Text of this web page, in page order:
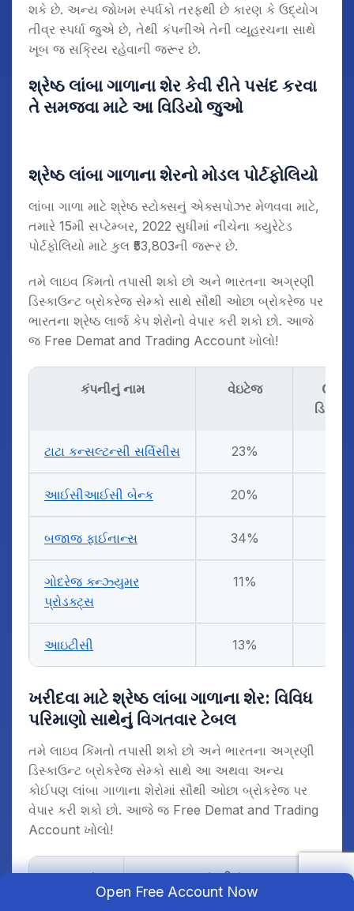
શકે છે. અન્ય જોખમ સ્પર્ધકો તરફથી છે કારણ કે ઉદ્યોગ
તીવ્ર સ્પર્ધા જુએ છે, તેથી કંપનીએ તેની વ્યૂહરચના સાથે
ખૂબ જ સક્રિય રહેવાની જરૂર છે.
શ્રેષ્ઠ લાંબા ગાળાના શેર કેવી રીતે પસંદ કરવા
તે સમજવા માટે આ વિડિયો જુઓ
શ્રેષ્ઠ લાંબા ગાળાના શેરનો મોડલ પોર્ટફોલિયો
લાંબા ગાળા માટે શ્રેષ્ઠ સ્ટોક્સનું એક્સપોઝર મેળવવા માટે,
તમારે 15મી સપ્ટેમ્બર, 2022 સુધીમાં નીચેના ક્યુરેટેડ
પોર્ટફોલિયો માટે કુલ ₹53,803ની જરૂર છે.
તમે લાઇવ કિંમતો તપાસી શકો છો અને ભારતના અગ્રણી
ડિસ્કાઉન્ટ બ્રોકરેજ સેમ્કો સાથે સૌથી ઓછા બ્રોકરેજ પર
ભારતના શ્રેષ્ઠ લાર્જ કેપ શેરોનો વેપાર કરી શકો છો. આજે
જ Free Demat and Trading Account ખોલો!
કંપનીનું નામ વેઇટેજ
ટાટા કન્સલ્ટન્સી સર્વિસીસ 23%
આઈસીઆઈસી બેન્ક 20%
બજાજ ફાઈનાન્સ 34%
ગોદરેજ કન્ઝ્યુમર
પ્રોડક્ટ્સ
11%
આઇટીસી 13%
ખરીદવા માટે શ્રેષ્ઠ લાંબા ગાળાના શેર: વિવિધ
પરિમાણો સાથેનું વિગતવાર ટેબલ
તમે લાઇવ કિંમતો તપાસી શકો છો અને ભારતના અગ્રણી
ડિસ્કાઉન્ટ બ્રોકરેજ સેમ્કો સાથે આ અથવા અન્ય
કોઈપણ લાંબા ગાળાના શેરોમાં સૌથી ઓછા બ્રોકરેજ પર
વેપાર કરી શકો છો. આજે જ Free Demat and Trading
Account ખોલો!
ક્રમ નં કંપનીનું નામ
Open Free Account Now